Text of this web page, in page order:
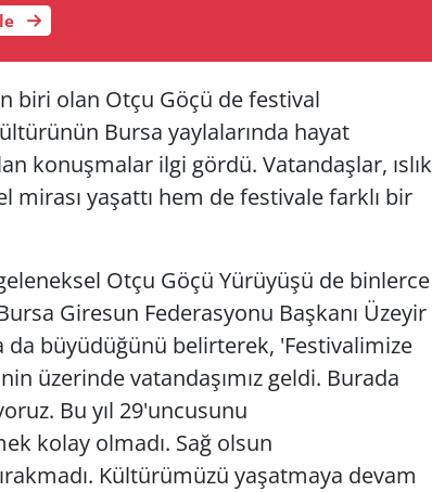
biri olan Otçu Göçü de festival
Bursa yaylalarında hayat
konuşmalar ilgi gördü. Vatandaşlar, ıslık
yaşattı hem de festivale farklı bir
Otçu Göçü Yürüyüşü de binlerce
Giresun Federasyonu Başkanı Üzeyir
da büyüdüğünü belirterek, 'Festivalimize
üzerinde vatandaşımız geldi. Burada
Bu yıl 29'uncusunu
kolay olmadı. Sağ olsun
Kültürümüzü yaşatmaya devam